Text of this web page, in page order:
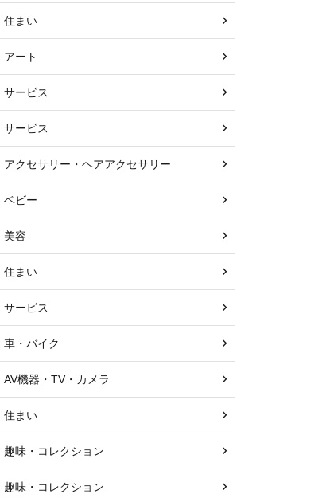
住まい
アート
サービス
サービス
アクセサリー・ヘアアクセサリー
ベビー
美容
住まい
サービス
車・バイク
AV機器・TV・カメラ
住まい
趣味・コレクション
趣味・コレクション